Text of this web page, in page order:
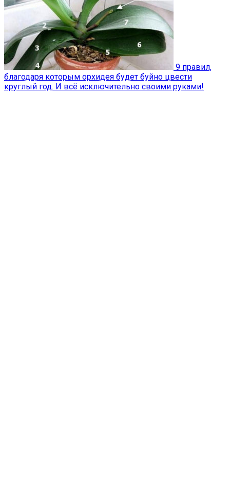
9 правил,
благодаря которым орхидея будет буйно цвести
круглый год. И всё исключительно своими руками!